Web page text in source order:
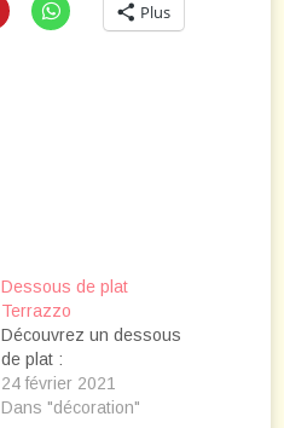
Plus
Dessous de plat
Terrazzo
Découvrez un dessous
de plat :
24 février 2021
Dans "décoration"